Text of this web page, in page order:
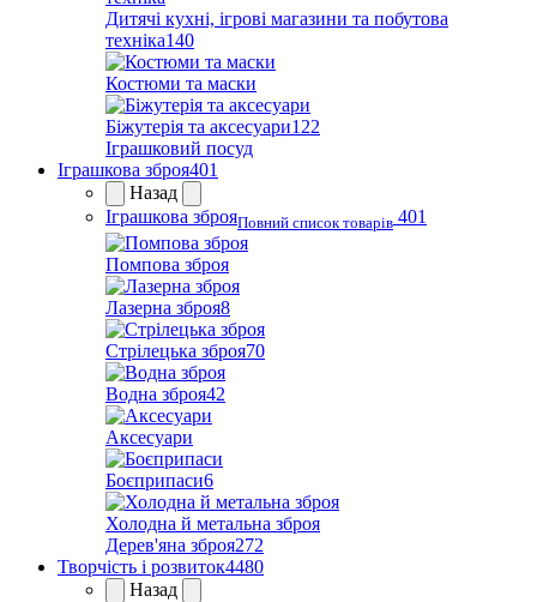
Дитячі кухні, ігрові магазини та побутова
техніка140
Костюми та маски
Біжутерія та аксесуари122
Іграшковий посуд
Іграшкова зброя401
Назад
Іграшкова зброяПовний список товарів 401
Помпова зброя
Лазерна зброя8
Стрілецька зброя70
Водна зброя42
Аксесуари
Боєприпаси6
Холодна й метальна зброя
Дерев'яна зброя272
Творчість і розвиток4480
Назад